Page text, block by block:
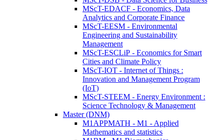
MScT-EDACF - Economics, Data
Analytics and Corporate Finance
MScT-EESM - Environmental
Engineering and Sustainability
Management
MScT-ESCLiP - Economics for Smart
Cities and Climate Policy
MScT-IOT - Internet of Things :
Innovation and Management Program
(IoT)
MScT-STEEM - Energy Environment :
Science Technology & Management
Master (DNM)
M1APPMATH - M1 - Applied
Mathematics and statistics